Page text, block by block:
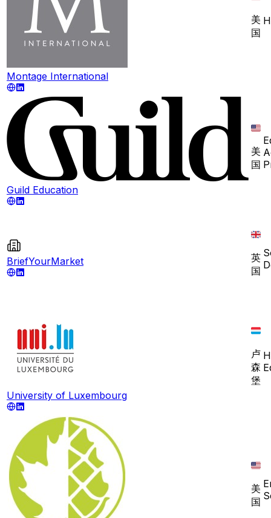
Montage International
美
国
Guild Education
美
国
BriefYourMarket
英
国
University of Luxembourg
卢
森
堡
美
国